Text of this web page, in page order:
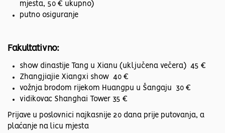
mjesta, 50 € ukupno)
putno osiguranje
Fakultativno:
show dinastije Tang u Xianu (uključena večera) 45 €
Zhangjiajie Xiangxi show 40 €
vožnja brodom rijekom Huangpu u Šangaju 30 €
vidikovac Shanghai Tower 35 €
Prijave u poslovnici najkasnije 20 dana prije putovanja, a
plaćanje na licu mjesta